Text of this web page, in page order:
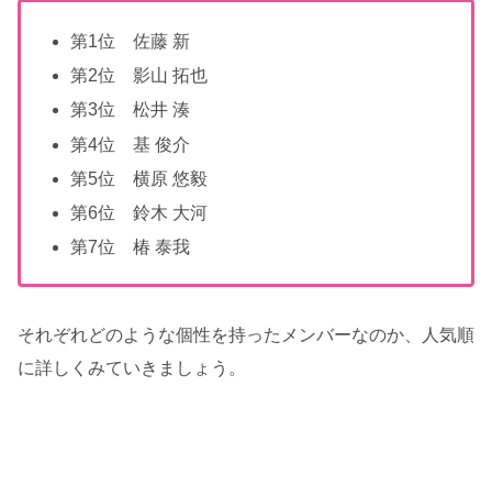
第1位 佐藤 新
第2位 影山 拓也
第3位 松井 湊
第4位 基 俊介
第5位 横原 悠毅
第6位 鈴木 大河
第7位 椿 泰我
それぞれどのような個性を持ったメンバーなのか、人気順
に詳しくみていきましょう。